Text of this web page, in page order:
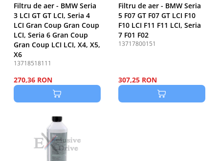
Filtru de aer - BMW Seria
3 LCI GT GT LCI, Seria 4
LCI Gran Coup Gran Coup
LCI, Seria 6 Gran Coup
Gran Coup LCI LCI, X4, X5,
X6
13718518111
270,36 RON
Filtru de aer - BMW Seria
5 F07 GT F07 GT LCI F10
F10 LCI F11 F11 LCI, Seria
7 F01 F02
13717800151
307,25 RON